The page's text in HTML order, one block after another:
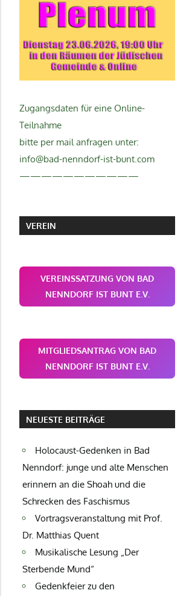
Zugangsdaten für eine Online-
Teilnahme
bitte per mail anfragen unter:
info@bad-nenndorf-ist-bunt.com
———————————
VEREIN
VEREINSSATZUNG VON BAD
NENNDORF IST BUNT E.V.
MITGLIEDSANTRAG VON BAD
NENNDORF IST BUNT E.V.
NEUESTE BEITRÄGE
Holocaust-Gedenken in Bad
Nenndorf: junge und alte Menschen
erinnern an die Shoah und die
Schrecken des Faschismus
Vortragsveranstaltung mit Prof.
Dr. Matthias Quent
Musikalische Lesung „Der
Sterbende Mund“
Gedenkfeier zu den